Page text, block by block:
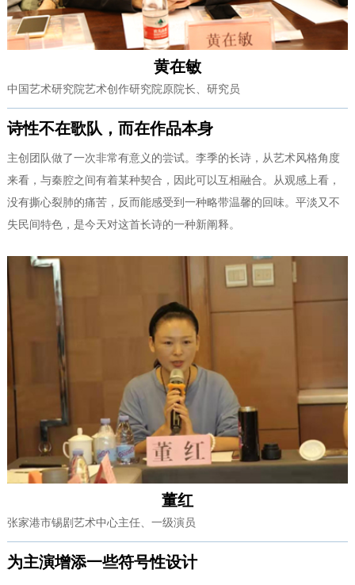
黄在敏
中国艺术研究院艺术创作研究院原院长、研究员
诗性不在歌队，而在作品本身
主创团队做了一次非常有意义的尝试。李季的长诗，从艺术风格角度
来看，与秦腔之间有着某种契合，因此可以互相融合。从观感上看，
没有撕心裂肺的痛苦，反而能感受到一种略带温馨的回味。平淡又不
失民间特色，是今天对这首长诗的一种新阐释。
董红
张家港市锡剧艺术中心主任、一级演员
为主演增添一些符号性设计